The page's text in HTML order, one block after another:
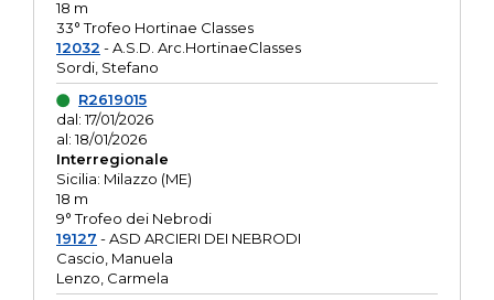
18 m
33° Trofeo Hortinae Classes
12032 - A.S.D. Arc.HortinaeClasses
Sordi, Stefano
R2619015
dal: 17/01/2026
al: 18/01/2026
Interregionale
Sicilia: Milazzo (ME)
18 m
9° Trofeo dei Nebrodi
19127 - ASD ARCIERI DEI NEBRODI
Cascio, Manuela
Lenzo, Carmela